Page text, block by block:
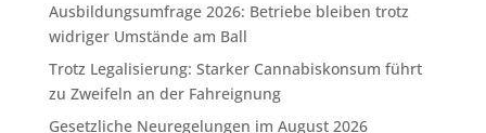
Ausbildungsumfrage 2026: Betriebe bleiben trotz
widriger Umstände am Ball
Trotz Legalisierung: Starker Cannabiskonsum führt
zu Zweifeln an der Fahreignung
Gesetzliche Neuregelungen im August 2026